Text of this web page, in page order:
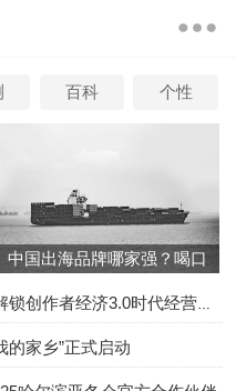
百科 个性
中国出海品牌哪家强？喝口
的家乡”正式启动